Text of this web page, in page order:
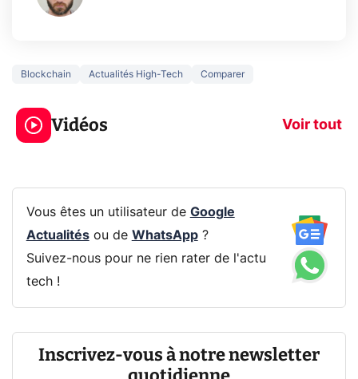
Blockchain Actualités High-Tech Comparer
Vidéos Voir tout
3 écrans en 1 pour
319€ ? Voici L'AOC
CQ32G4ZA !
prochaine
Vous êtes un utilisateur de Google
Actualitésou de WhatsApp?
Suivez-nous pour ne rien rater de l'actu
tech !
Inscrivez-vous à notre newsletter